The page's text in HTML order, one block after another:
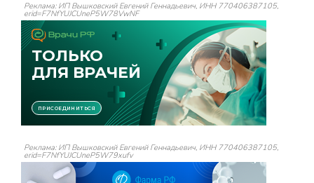
Реклама: ИП Вышковский Евгений Геннадьевич, ИНН 770406387105,
erid=F7NfYUJCUneP5W78VwNF
Реклама: ИП Вышковский Евгений Геннадьевич, ИНН 770406387105,
erid=F7NfYUJCUneP5W79xufv